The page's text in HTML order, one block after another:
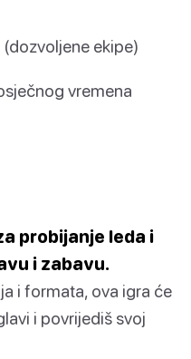
ekipe)
vremena
probijanje leda i
i zabavu.
i formata, ova igra će
i povrijediš svoj